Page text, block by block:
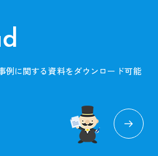
例に関する資料をダウンロード可能